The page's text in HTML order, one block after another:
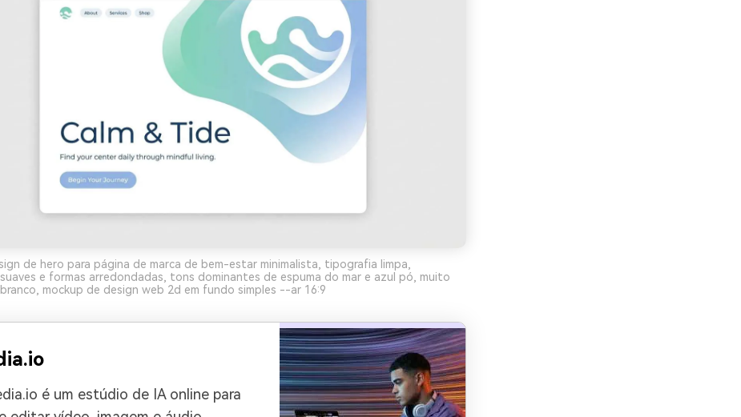
de hero para página de marca de bem-estar minimalista, tipografia limpa,
e formas arredondadas, tons dominantes de espuma do mar e azul pó, muito
mockup de design web 2d em fundo simples --ar 16:9
é um estúdio de IA online para